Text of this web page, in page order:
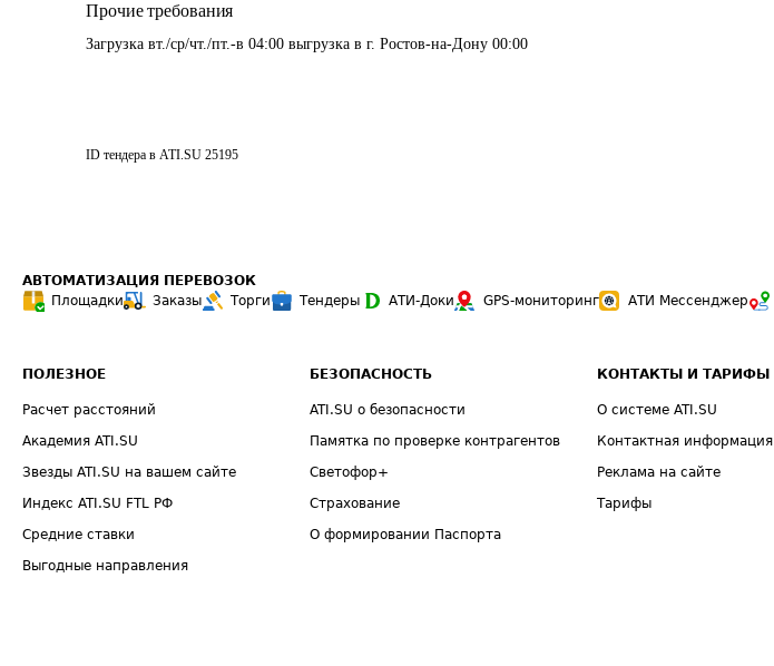
Прочие требования
Загрузка вт./ср/чт./пт.-в 04:00 выгрузка в г. Ростов-на-Дону 00:00
ID тендера в ATI.SU 25195
АВТОМАТИЗАЦИЯ ПЕРЕВОЗОК
Площадки
Заказы Торги Тендеры АТИ-Доки GPS-мониторинг АТИ Мессенджер
ПОЛЕЗНОЕ
Расчет расстояний
Академия ATI.SU
Звезды ATI.SU на вашем сайте
Индекс ATI.SU FTL РФ
Средние ставки
Выгодные направления
БЕЗОПАСНОСТЬ
ATI.SU о безопасности
Памятка по проверке контрагентов
Светофор+
Страхование
О формировании Паспорта
КОНТАКТЫ И ТАРИФЫ
О системе ATI.SU
Контактная информация
Реклама на сайте
Тарифы